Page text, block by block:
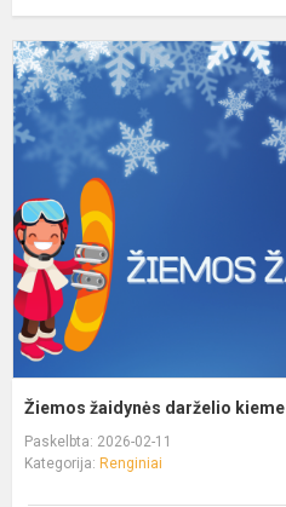
Žiemos žaidynės darželio kieme
Paskelbta: 2026-02-11
Kategorija: Renginiai